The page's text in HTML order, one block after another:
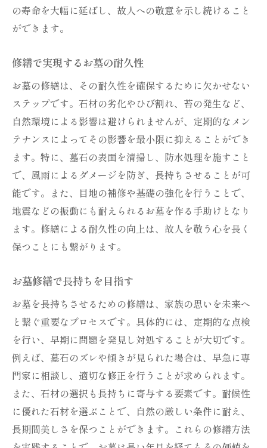
の寿命を大幅に延ばし、故人への敬意を示し続けること
ができます。
修繕で実現するお墓の耐久性
お墓の修繕は、その耐久性を確保するために欠かせない
ステップです。石材の劣化やひび割れ、苔の発生など、
自然環境による影響は避けられませんが、定期的なメン
テナンスによってその影響を最小限に抑えることができ
ます。特に、墓石の表面を清掃し、防水処理を施すこと
で、風雨によるダメージを防ぎ、長持ちさせることが可
能です。また、目地の補修や基礎の強化を行うことで、
地震などの振動にも耐えられるお墓を作る手助けとなり
ます。修繕による耐久性の向上は、故人を敬う心を長く
保つことにも繋がります。
お墓修繕で長持ちを目指す
お墓を長持ちさせるための修繕は、家族の思いを未来へ
と繋ぐ重要なプロセスです。具体的には、定期的な点検
を行い、早期に問題を発見し対処することが大切です。
例えば、墓石のズレや傾きが見られた場合は、早急に専
門家に相談し、適切な修正を行うことが求められます。
また、石材の選択も長持ちに寄与する要素です。耐候性
に優れた石材を選ぶことで、自然の厳しい条件に耐え、
長期間美しさを保つことができます。これらの修繕方法